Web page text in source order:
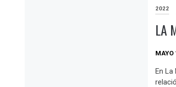
2022
LA
MAYO
En La